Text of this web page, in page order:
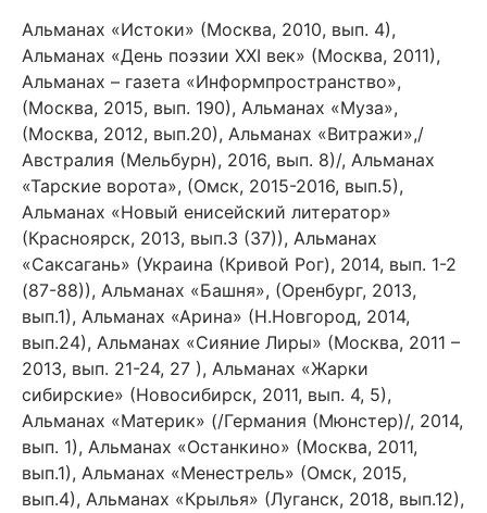
Альманах «Истоки» (Москва, 2010, вып. 4),
Альманах «День поэзии XXI век» (Москва, 2011),
Альманах – газета «Информпространство»,
(Москва, 2015, вып. 190), Альманах «Муза»,
(Москва, 2012, вып.20), Альманах «Витражи»,/
Австралия (Мельбурн), 2016, вып. 8)/, Альманах
«Тарские ворота», (Омск, 2015-2016, вып.5),
Альманах «Новый енисейский литератор»
(Красноярск, 2013, вып.3 (37)), Альманах
«Саксагань» (Украина (Кривой Рог), 2014, вып. 1-2
(87-88)), Альманах «Башня», (Оренбург, 2013,
вып.1), Альманах «Арина» (Н.Новгород, 2014,
вып.24), Альманах «Сияние Лиры» (Москва, 2011 –
2013, вып. 21-24, 27 ), Альманах «Жарки
сибирские» (Новосибирск, 2011, вып. 4, 5),
Альманах «Материк» (/Германия (Мюнстер)/, 2014,
вып. 1), Альманах «Останкино» (Москва, 2011,
вып.1), Альманах «Менестрель» (Омск, 2015,
вып.4), Альманах «Крылья» (Луганск, 2018, вып.12),